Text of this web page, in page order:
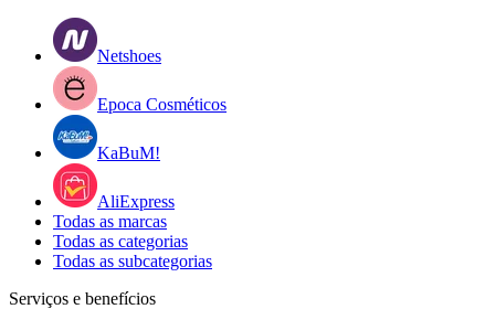
Netshoes
Epoca Cosméticos
KaBuM!
AliExpress
Todas as marcas
Todas as categorias
Todas as subcategorias
Serviços e benefícios